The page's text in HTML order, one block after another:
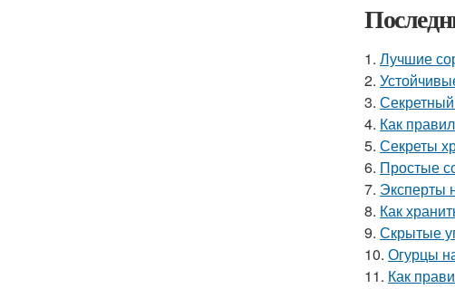
1. Лучшие
2.
3.
4. Как
5. Секреты
6. Простые
7. Эксперты
8. Как
9. Скрытые
10. Огурцы
11. Как